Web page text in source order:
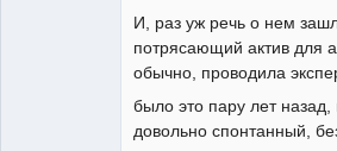
И, раз уж речь о нем
потрясающий актив для
обычно, проводила
было это пару лет назад,
довольно спонтанный,